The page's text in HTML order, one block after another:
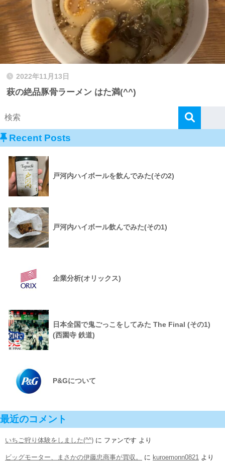
2022年11月13日
萩の絶品豚骨ラーメン はた満(^^)
Recent Posts
戸河内ハイボールを飲んでみた(その2)
戸河内ハイボール飲んでみた(その1)
企業分析(オリックス)
日本全国で鬼ごっこをしてみた The Final (その1)
(西園寺 鉄道)
P&Gについて
最近のコメント
いちご狩り体験をしました(^^) に ファンです より
ビッグモーター、まさかの伊藤忠商事が買収。 に kuroemonn0821 より